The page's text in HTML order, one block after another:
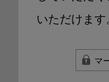
いただけます
マ